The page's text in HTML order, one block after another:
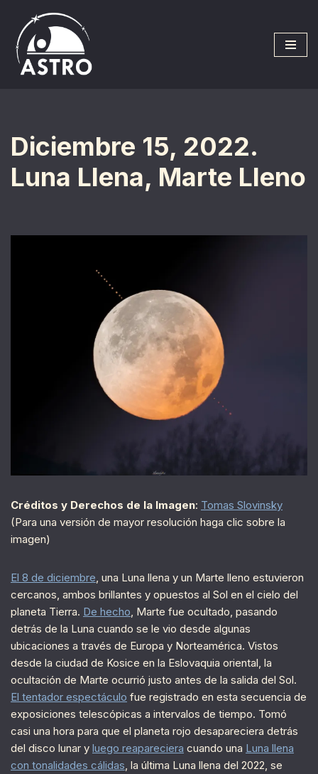
Saltar
al
contenido
Diciembre 15, 2022.
Luna Llena, Marte Lleno
Créditos y Derechos de la Imagen: Tomas Slovinsky
(Para una versión de mayor resolución haga clic sobre la
imagen)
El 8 de diciembre, una Luna llena y un Marte lleno estuvieron
cercanos, ambos brillantes y opuestos al Sol en el cielo del
planeta Tierra. De hecho, Marte fue ocultado, pasando
detrás de la Luna cuando se le vio desde algunas
ubicaciones a través de Europa y Norteamérica. Vistos
desde la ciudad de Kosice en la Eslovaquia oriental, la
ocultación de Marte ocurrió justo antes de la salida del Sol.
El tentador espectáculo fue registrado en esta secuencia de
exposiciones telescópicas a intervalos de tiempo. Tomó
casi una hora para que el planeta rojo desapareciera detrás
del disco lunar y luego reapareciera cuando una Luna llena
con tonalidades cálidas, la última Luna llena del 2022, se